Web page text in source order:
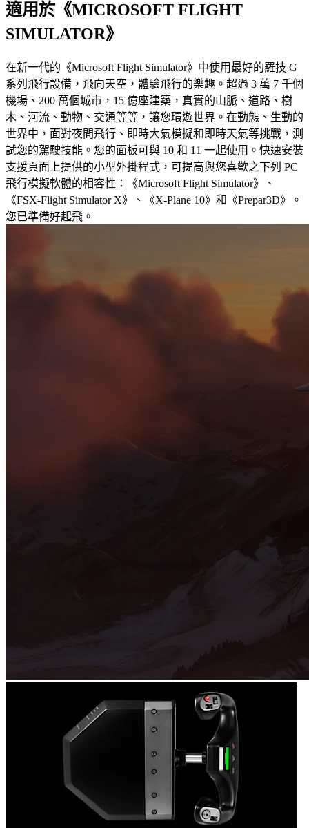
適用於《MICROSOFT FLIGHT
SIMULATOR》
在新一代的《Microsoft Flight Simulator》中使用最好的羅技 G
系列飛行設備，飛向天空，體驗飛行的樂趣。超過 3 萬 7 千個
機場、200 萬個城市，15 億座建築，真實的山脈、道路、樹
木、河流、動物、交通等等，讓您環遊世界。在動態、生動的
世界中，面對夜間飛行、即時大氣模擬和即時天氣等挑戰，測
試您的駕駛技能。您的面板可與 10 和 11 一起使用。快速安裝
支援頁面上提供的小型外掛程式，可提高與您喜歡之下列 PC
飛行模擬軟體的相容性：《Microsoft Flight Simulator》、
《FSX-Flight Simulator X》、《X-Plane 10》和《Prepar3D》。
您已準備好起飛。